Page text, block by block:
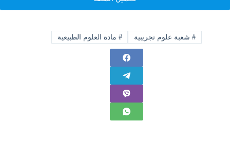
#شعبة علوم تجريبية # مادة العلوم الطبيعية